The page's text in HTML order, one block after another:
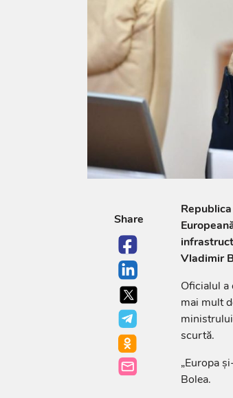
Share
Vladimir
Oficialul
mai mult
scurtă.
„Europa
Bolea.